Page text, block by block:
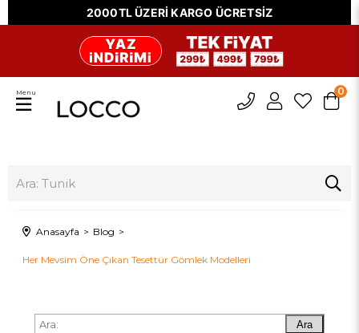
2000TL ÜZERİ KARGO ÜCRETSİZ
0
Menu
Anasayfa Blog
Her Mevsim Öne Çıkan Tesettür Gömlek Modelleri
Ara